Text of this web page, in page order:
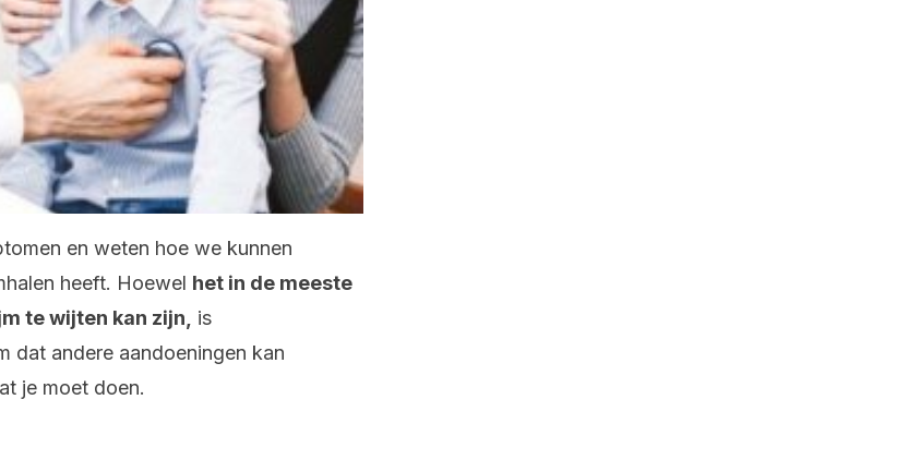
en weten hoe we kunnen
heeft. Hoewel het in de meeste
te wijten kan zijn,
is
dat andere aandoeningen kan
je moet doen.